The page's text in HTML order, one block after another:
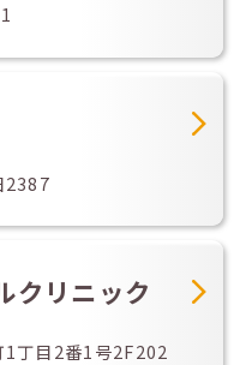
2387
クリニック
1丁目2番1号2F202